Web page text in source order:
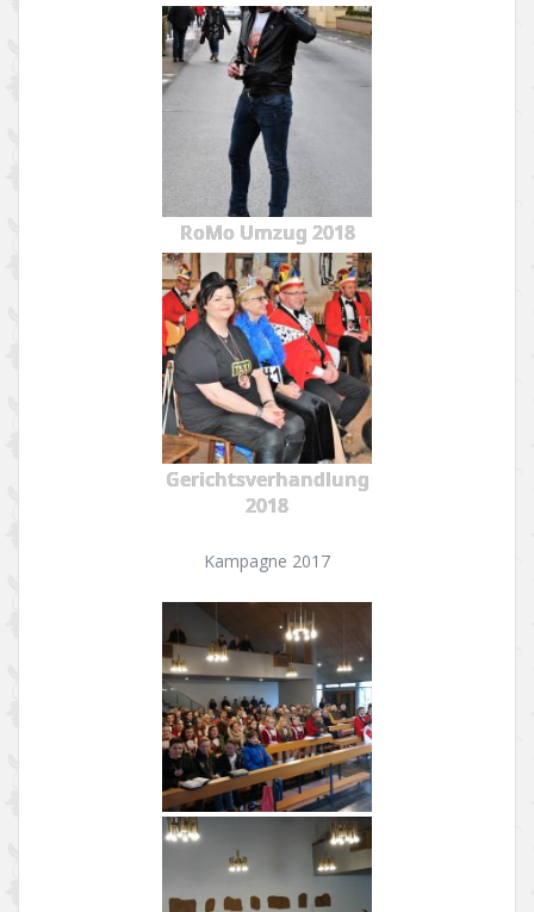
RoMo Umzug 2018
Gerichtsverhandlung
2018
Kampagne 2017